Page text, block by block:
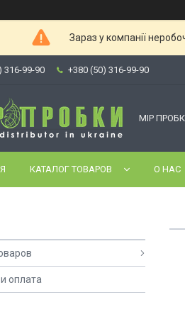
Зараз у компанії
316-99-90 +380 (50) 316-99-90
МІР
КАТАЛОГ ТОВАРОВ О НАС
оплата